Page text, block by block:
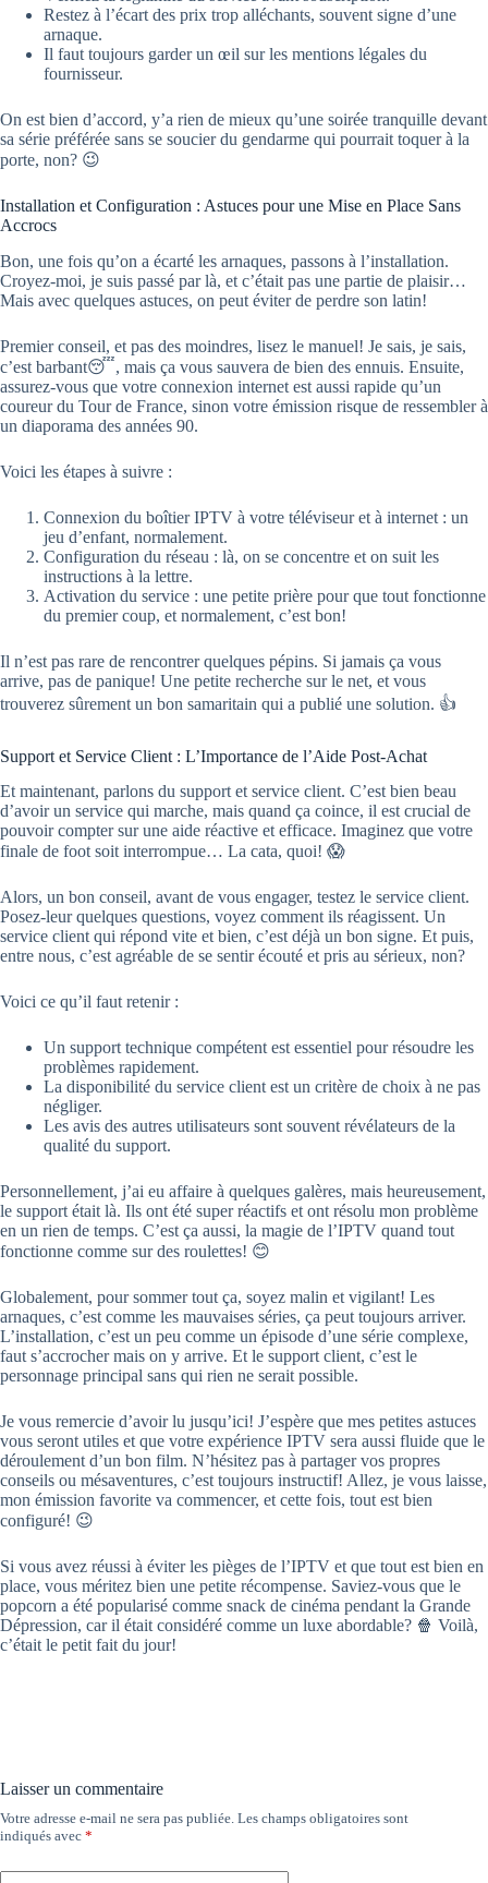
Restez à l’écart des prix trop alléchants, souvent signe d’une
arnaque.
Il faut toujours garder un œil sur les mentions légales du
fournisseur.
On est bien d’accord, y’a rien de mieux qu’une soirée tranquille devant
sa série préférée sans se soucier du gendarme qui pourrait toquer à la
porte, non? 😉
Installation et Configuration : Astuces pour une Mise en Place Sans
Accrocs
Bon, une fois qu’on a écarté les arnaques, passons à l’installation.
Croyez-moi, je suis passé par là, et c’était pas une partie de plaisir…
Mais avec quelques astuces, on peut éviter de perdre son latin!
Premier conseil, et pas des moindres, lisez le manuel! Je sais, je sais,
c’est barbant😴, mais ça vous sauvera de bien des ennuis. Ensuite,
assurez-vous que votre connexion internet est aussi rapide qu’un
coureur du Tour de France, sinon votre émission risque de ressembler à
un diaporama des années 90.
Voici les étapes à suivre :
Connexion du boîtier IPTV à votre téléviseur et à internet : un
jeu d’enfant, normalement.
Configuration du réseau : là, on se concentre et on suit les
instructions à la lettre.
Activation du service : une petite prière pour que tout fonctionne
du premier coup, et normalement, c’est bon!
Il n’est pas rare de rencontrer quelques pépins. Si jamais ça vous
arrive, pas de panique! Une petite recherche sur le net, et vous
trouverez sûrement un bon samaritain qui a publié une solution. 👍
Support et Service Client : L’Importance de l’Aide Post-Achat
Et maintenant, parlons du support et service client. C’est bien beau
d’avoir un service qui marche, mais quand ça coince, il est crucial de
pouvoir compter sur une aide réactive et efficace. Imaginez que votre
finale de foot soit interrompue… La cata, quoi! 😱
Alors, un bon conseil, avant de vous engager, testez le service client.
Posez-leur quelques questions, voyez comment ils réagissent. Un
service client qui répond vite et bien, c’est déjà un bon signe. Et puis,
entre nous, c’est agréable de se sentir écouté et pris au sérieux, non?
Voici ce qu’il faut retenir :
Un support technique compétent est essentiel pour résoudre les
problèmes rapidement.
La disponibilité du service client est un critère de choix à ne pas
négliger.
Les avis des autres utilisateurs sont souvent révélateurs de la
qualité du support.
Personnellement, j’ai eu affaire à quelques galères, mais heureusement,
le support était là. Ils ont été super réactifs et ont résolu mon problème
en un rien de temps. C’est ça aussi, la magie de l’IPTV quand tout
fonctionne comme sur des roulettes! 😊
Globalement, pour sommer tout ça, soyez malin et vigilant! Les
arnaques, c’est comme les mauvaises séries, ça peut toujours arriver.
L’installation, c’est un peu comme un épisode d’une série complexe,
faut s’accrocher mais on y arrive. Et le support client, c’est le
personnage principal sans qui rien ne serait possible.
Je vous remercie d’avoir lu jusqu’ici! J’espère que mes petites astuces
vous seront utiles et que votre expérience IPTV sera aussi fluide que le
déroulement d’un bon film. N’hésitez pas à partager vos propres
conseils ou mésaventures, c’est toujours instructif! Allez, je vous laisse,
mon émission favorite va commencer, et cette fois, tout est bien
configuré! 😉
Si vous avez réussi à éviter les pièges de l’IPTV et que tout est bien en
place, vous méritez bien une petite récompense. Saviez-vous que le
popcorn a été popularisé comme snack de cinéma pendant la Grande
Dépression, car il était considéré comme un luxe abordable? 🍿 Voilà,
c’était le petit fait du jour!
Laisser un commentaire
Votre adresse e-mail ne sera pas publiée. Les champs obligatoires sont
indiqués avec *